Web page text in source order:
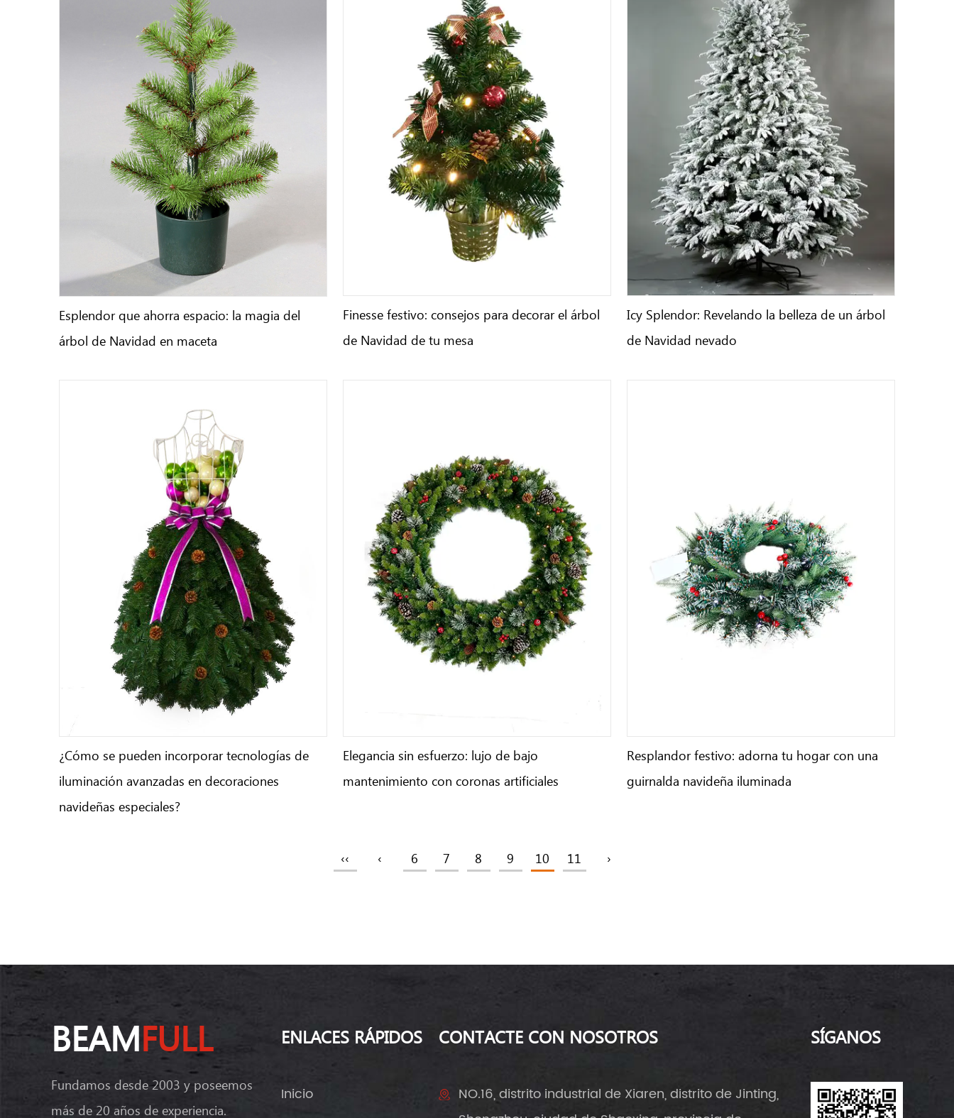
Esplendor que ahorra espacio: la magia del
árbol de Navidad en maceta
Finesse festivo: consejos para decorar el árbol
de Navidad de tu mesa
Icy Splendor: Revelando la belleza de un árbol
de Navidad nevado
¿Cómo se pueden incorporar tecnologías de
iluminación avanzadas en decoraciones
navideñas especiales?
Elegancia sin esfuerzo: lujo de bajo
mantenimiento con coronas artificiales
Resplandor festivo: adorna tu hogar con una
guirnalda navideña iluminada
‹‹ ‹ 6 7 8 9 10 11 ›
BEAMFULL
Fundamos desde 2003 y poseemos
más de 20 años de experiencia.
ENLACES RÁPIDOS
Inicio
CONTACTE CON NOSOTROS
NO.16, distrito industrial de Xiaren, distrito de Jinting,
SÍGANOS